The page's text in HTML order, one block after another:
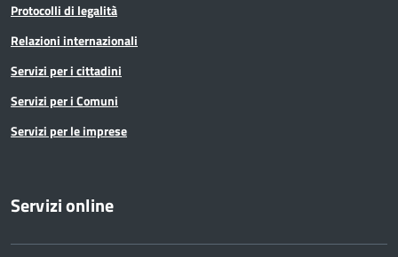
Protocolli di legalità
Relazioni internazionali
Servizi per i cittadini
Servizi per i Comuni
Servizi per le imprese
Servizi online